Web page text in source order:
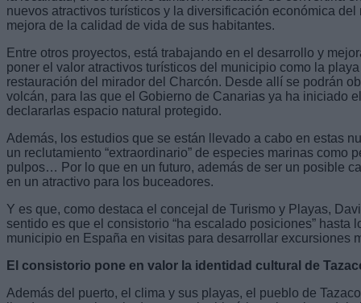
nuevos atractivos turísticos y la diversificación económica
mejora de la calidad de vida de sus habitantes.
Entre otros proyectos, está trabajando en el desarrollo y
poner el valor atractivos turísticos del municipio como la
restauración del mirador del Charcón. Desde allí se podrán
volcán, para las que el Gobierno de Canarias ya ha iniciado
declararlas espacio natural protegido.
Además, los estudios que se están llevado a cabo en estas
un reclutamiento “extraordinario” de especies marinas como
pulpos… Por lo que en un futuro, además de ser un posible
en un atractivo para los buceadores.
Y es que, como destaca el concejal de Turismo y Playas,
sentido es que el consistorio “ha escalado posiciones” hasta
municipio en España en visitas para desarrollar excursiones
El consistorio pone en valor la identidad cultural de
Además del puerto, el clima y sus playas, el pueblo de